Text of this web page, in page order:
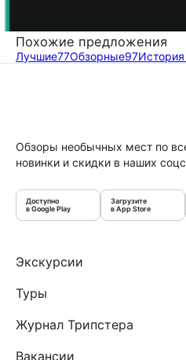
Похожие предложения
Лучшие77Обзорные97История
Обзоры необычных мест по
новинки и скидки в наших
Доступно
в Google Play
Загрузите
в App Store
Экскурсии
Туры
Журнал Трипстера
Вакансии